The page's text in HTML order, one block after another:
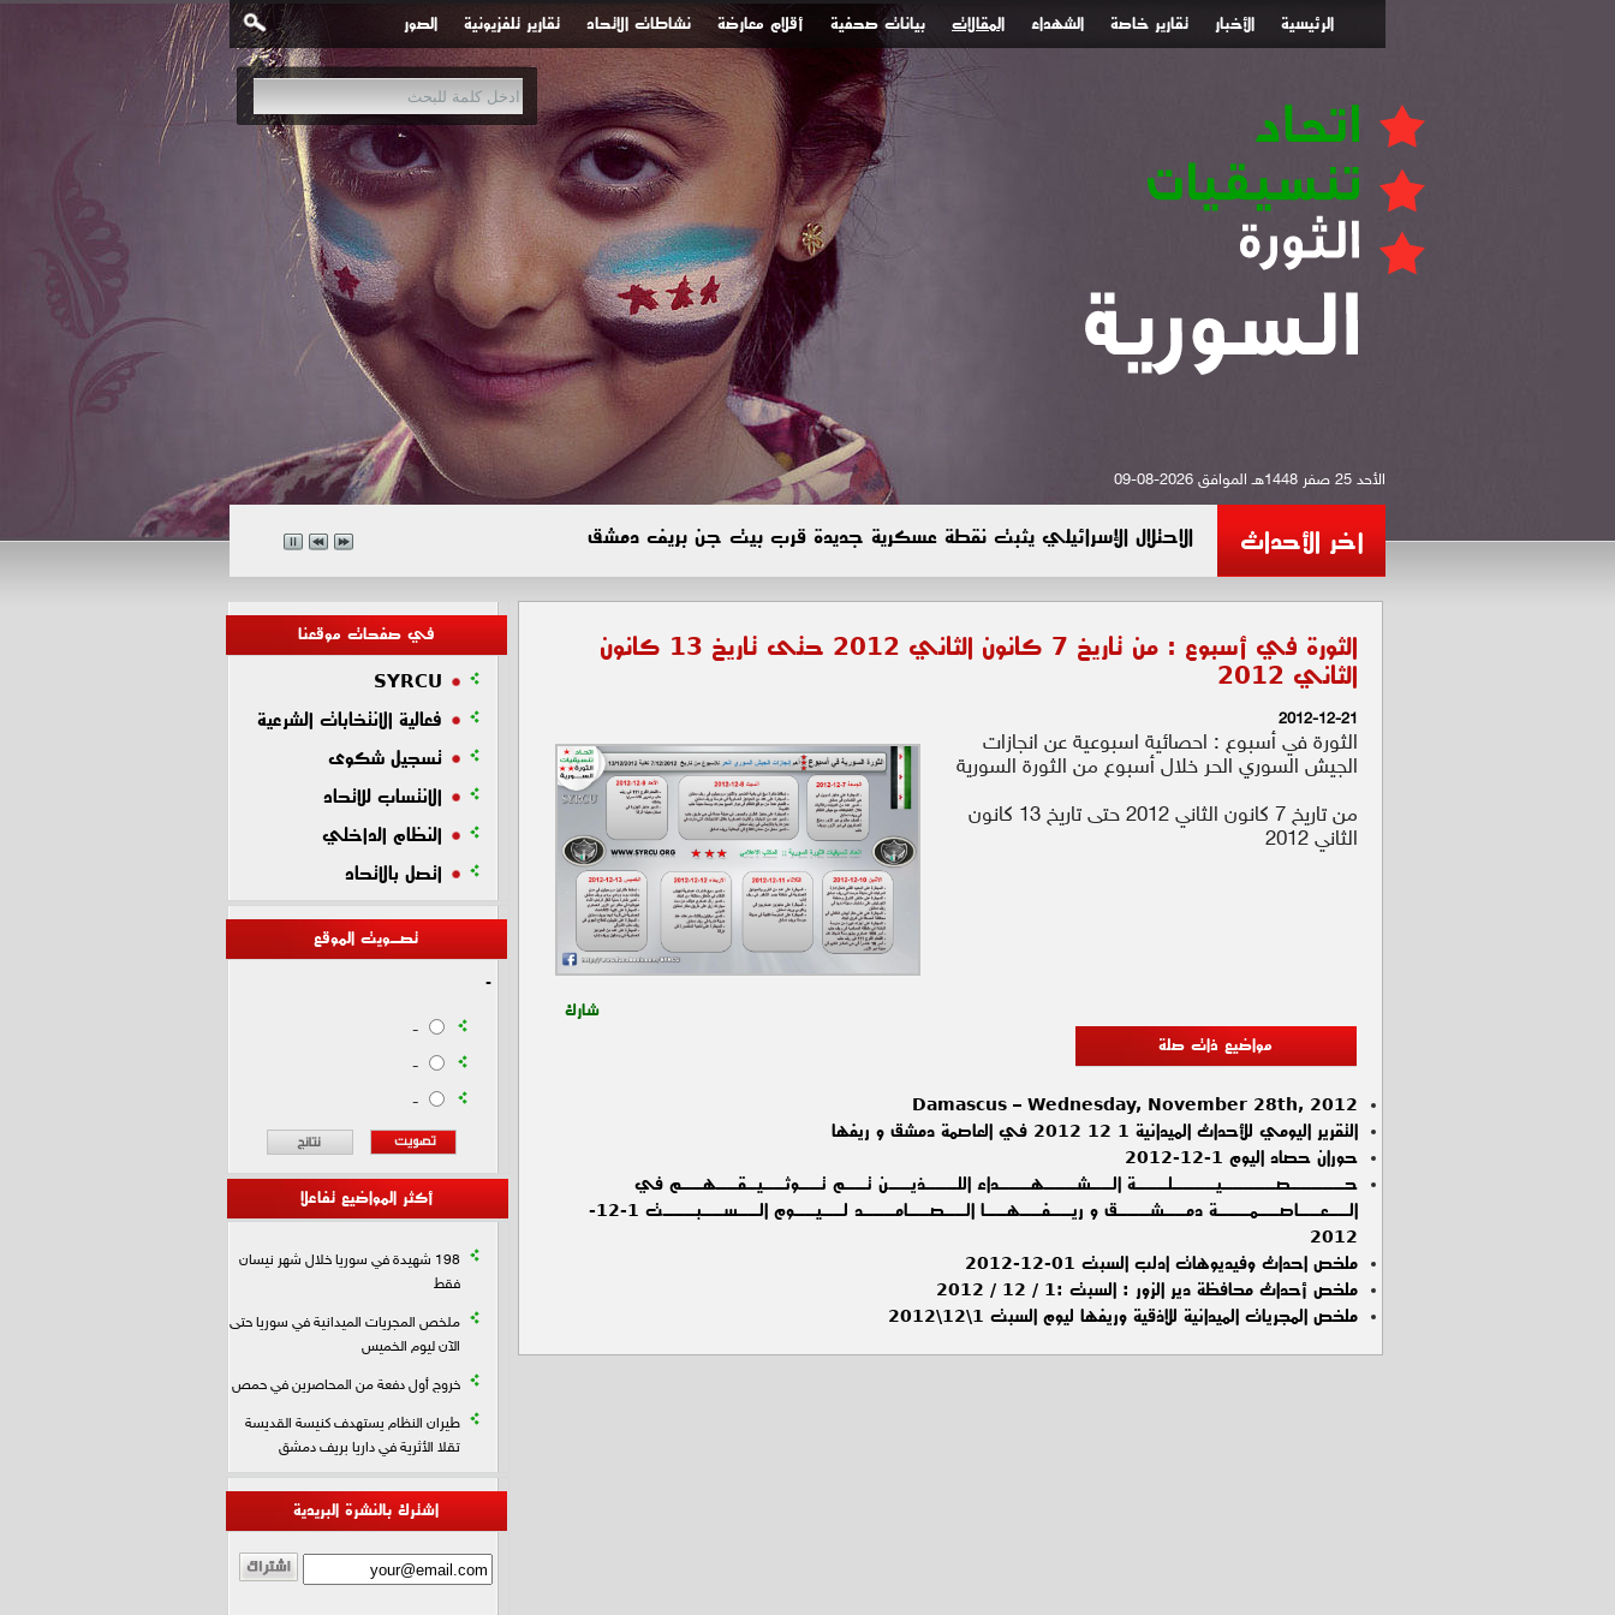
الرئيسية الأخبار تقارير خاصة الشهداء المقالات بيانات صحفية أقلام معارضة نشاطات الاتحاد تقارير تلفزيونية الصور
الأحد 25 صفر 1448هـ الموافق 2026-08-09
آخر الأحداث الاحتلال الإسرائيلي يثبت نقطة عسكرية جديدة قرب بيت جن بريف دمشق
الثورة في أسبوع : من تاريخ 7 كانون الثاني 2012 حتى تاريخ 13 كانون
الثاني 2012
2012-12-21
الثورة في أسبوع : احصائية اسبوعية عن انجازات
الجيش السوري الحر خلال أسبوع من الثورة السورية
من تاريخ 7 كانون الثاني 2012 حتى تاريخ 13 كانون
الثاني 2012
شارك
مواضيع ذات صلة
Damascus – Wednesday, November 28th, 2012
التقرير اليومي للأحداث الميدانية 1 12 2012 في العاصمة دمشق و ريفها
حوران حصاد اليوم 1-12-2012
حـــــصـــــيــــلـــة الــشـــهـــداء اللـــذيــن تــم تــوثــيـقــهــم في
الــعــاصــمـــة دمــشـــق و ريــفــهــا الــصــامـــد لــيــوم الــســبـــت 1-12-
2012
ملخص احداث وفيديوهات ادلب السبت 01-12-2012
ملخص أحداث محافظة دير الزور : السبت :1 / 12 / 2012
ملخص المجريات الميدانية للاذقية وريفها ليوم السبت 1\12\2012
في صفحات موقعنا
SYRCU
فعالية الانتخابات الشرعية
تسجيل شكوى
الانتساب للاتحاد
النظام الداخلي
اتصل بالاتحاد
تصـويت الموقع
-
-
-
-
أكثر المواضيع تفاعلا
198 شهيدة في سوريا خلال شهر نيسان
فقط
ملخص المجريات الميدانية في سوريا حتى
الآن ليوم الخميس
خروج أول دفعة من المحاصرين في حمص
طيران النظام يستهدف كنيسة القديسة
تقلا الأثرية في داريا بريف دمشق
اشترك بالنشرة البريدية